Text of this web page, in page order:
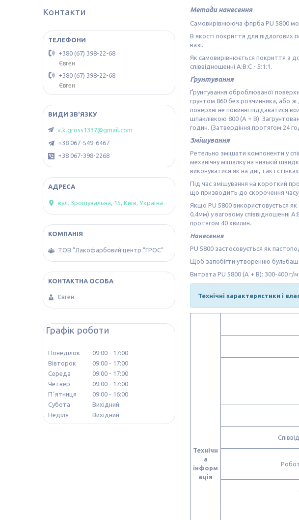
Методи нанесення
Самовирівнююча фпрба PU 5800
В якості покриття для підлогових
вазі.
Як самовирівнюється покриття з
співвідношенні A:B:C - 5:1:1.
Ґрунтування
Ґрунтування оброблюваної
грунтом 860 без розчинника, або
поверхні не повинні піддаватися
шпаклівкою 800 (A + B).
годин. (Затвердіння протягом 24
Змішування
Ретельно змішати компоненти у
механічну мішалку на низькій
виконуватися як на дні, так і
Під час змішування на короткий
що призводить до скорочення часу
Якщо PU 5800 використовується
0,4мм) у ваговому співвідношенні
протягом 40 хвилин.
Нанесення
PU 5800 застосовується як
Щоб запобігти утворенню
Витрата PU 5800 (A + B): 300-400
Технічні характеристики і
Технічн
а
інформ
ація
Контакти
+380 (67) 398-22-68
Євген
+380 (67) 398-22-68
Євген
v.k.gross1337@gmail.com
+38 067-549-6467
+38 067-398-2268
вул. Зрошувальна, 15, Київ, Україна
ТОВ "Лакофарбовий центр "ГРОС"
Євген
Графік роботи
Понеділок 09:00
17:00
Вівторок
09:00
17:00
Середа
09:00
17:00
Четвер
09:00
17:00
Пʼятниця
09:00
16:00
Субота
Вихідний
Неділя
Вихідний